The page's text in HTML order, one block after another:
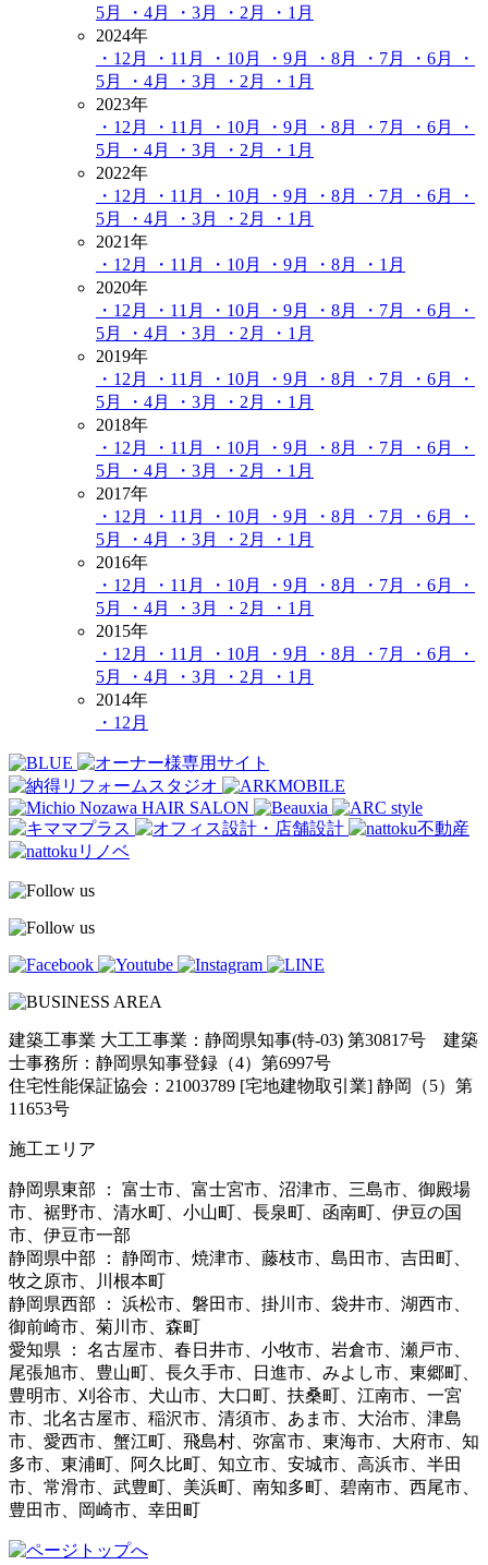
5月
・4月 ・3月 ・2月
・1月
2024年
・12月
・11月 ・10月 ・9月 ・8月 ・7月 ・6月
・
5月
・4月 ・3月 ・2月
・1月
2023年
・12月
・11月 ・10月 ・9月 ・8月 ・7月 ・6月
・
5月
・4月 ・3月 ・2月
・1月
2022年
・12月
・11月 ・10月 ・9月 ・8月 ・7月 ・6月
・
5月
・4月 ・3月 ・2月
・1月
2021年
・12月
・11月 ・10月 ・9月 ・8月
・1月
2020年
・12月
・11月 ・10月 ・9月 ・8月 ・7月 ・6月
・
5月
・4月 ・3月 ・2月
・1月
2019年
・12月
・11月 ・10月 ・9月 ・8月 ・7月 ・6月
・
5月
・4月 ・3月 ・2月
・1月
2018年
・12月
・11月 ・10月 ・9月 ・8月 ・7月 ・6月
・
5月
・4月 ・3月 ・2月
・1月
2017年
・12月
・11月 ・10月 ・9月 ・8月 ・7月 ・6月
・
5月
・4月 ・3月 ・2月
・1月
2016年
・12月
・11月 ・10月 ・9月 ・8月 ・7月 ・6月
・
5月
・4月 ・3月 ・2月
・1月
2015年
・12月
・11月 ・10月 ・9月 ・8月 ・7月 ・6月
・
5月
・4月 ・3月 ・2月
・1月
2014年
・12月
建築工事業 大工工事業：静岡県知事(特-03) 第30817号 建築
士事務所：静岡県知事登録（4）第6997号
住宅性能保証協会：21003789 [宅地建物取引業] 静岡（5）第
11653号
施工エリア
静岡県東部 ： 富士市、富士宮市、沼津市、三島市、御殿場
市、裾野市、清水町、小山町、長泉町、函南町、伊豆の国
市、伊豆市一部
静岡県中部 ： 静岡市、焼津市、藤枝市、島田市、吉田町、
牧之原市、川根本町
静岡県西部 ： 浜松市、磐田市、掛川市、袋井市、湖西市、
御前崎市、菊川市、森町
愛知県 ： 名古屋市、春日井市、小牧市、岩倉市、瀬戸市、
尾張旭市、豊山町、長久手市、日進市、みよし市、東郷町、
豊明市、刈谷市、犬山市、大口町、扶桑町、江南市、一宮
市、北名古屋市、稲沢市、清須市、あま市、大治市、津島
市、愛西市、蟹江町、飛島村、弥富市、東海市、大府市、知
多市、東浦町、阿久比町、知立市、安城市、高浜市、半田
市、常滑市、武豊町、美浜町、南知多町、碧南市、西尾市、
豊田市、岡崎市、幸田町